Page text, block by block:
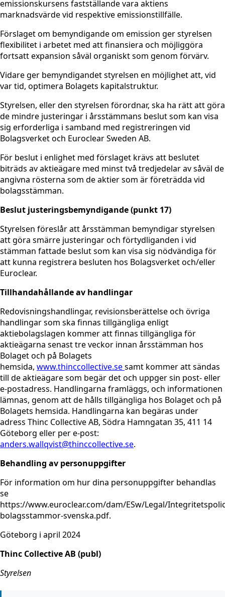
emissionskursens fastställande vara aktiens
marknadsvärde vid respektive emissionstillfälle.
Förslaget om bemyndigande om emission ger styrelsen
flexibilitet i arbetet med att finansiera och möjliggöra
fortsatt expansion såväl organiskt som genom förvärv.
Vidare ger bemyndigandet styrelsen en möjlighet att, vid
var tid, optimera Bolagets kapitalstruktur.
Styrelsen, eller den styrelsen förordnar, ska ha rätt att göra
de mindre justeringar i årsstämmans beslut som kan visa
sig erforderliga i samband med registreringen vid
Bolagsverket och Euroclear Sweden AB.
För beslut i enlighet med förslaget krävs att beslutet
biträds av aktieägare med minst två tredjedelar av såväl de
angivna rösterna som de aktier som är företrädda vid
bolagsstämman.
Beslut justeringsbemyndigande (punkt 17)
Styrelsen föreslår att årsstämman bemyndigar styrelsen
att göra smärre justeringar och förtydliganden i vid
stämman fattade beslut som kan visa sig nödvändiga för
att kunna registrera besluten hos Bolagsverket och/eller
Euroclear.
Tillhandahållande av handlingar
Redovisningshandlingar, revisionsberättelse och övriga
handlingar som ska finnas tillgängliga enligt
aktiebolagslagen kommer att finnas tillgängliga för
aktieägarna senast tre veckor innan årsstämman hos
Bolaget och på Bolagets
hemsida, www.thinccollective.sesamt kommer att sändas
till de aktieägare som begär det och uppger sin post- eller
e-postadress. Handlingarna framläggs, och informationen
lämnas, genom att de hålls tillgängliga hos Bolaget och på
Bolagets hemsida. Handlingarna kan begäras under
adress Thinc Collective AB, Södra Hamngatan 35, 411 14
Göteborg eller per e-post:
anders.wallqvist@thinccollective.se.
Behandling av personuppgifter
För information om hur dina personuppgifter behandlas
se
https://www.euroclear.com/dam/ESw/Legal/
bolagsstammor-svenska.pdf.
Göteborg i april 2024
Thinc Collective AB (publ)
Styrelsen